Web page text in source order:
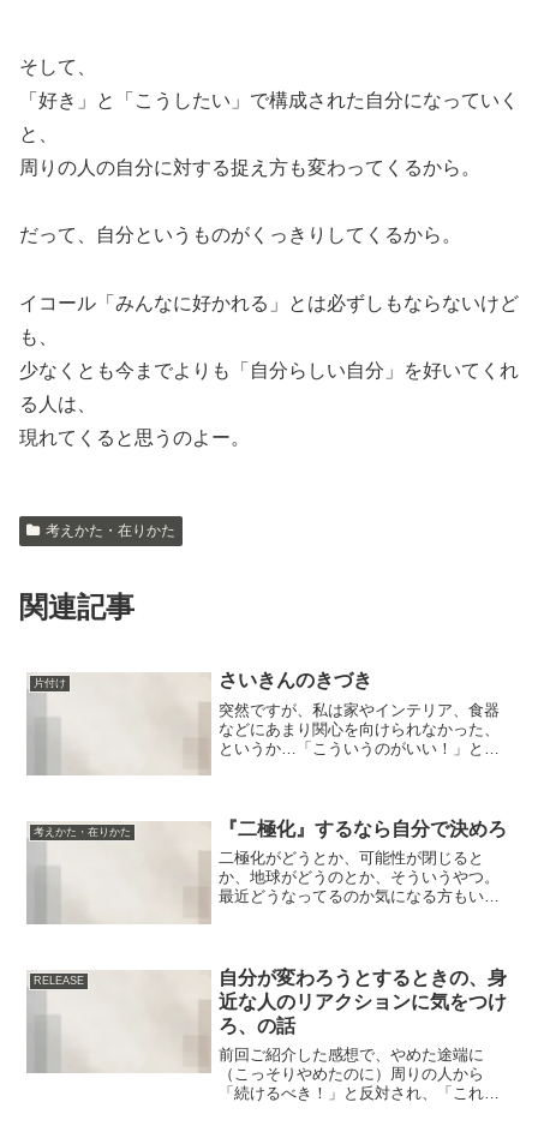
そして、
「好き」と「こうしたい」で構成された自分になっていく
と、
周りの人の自分に対する捉え方も変わってくるから。
だって、自分というものがくっきりしてくるから。
イコール「みんなに好かれる」とは必ずしもならないけど
も、
少なくとも今までよりも「自分らしい自分」を好いてくれ
る人は、
現れてくると思うのよー。
考えかた・在りかた
関連記事
片付け さいきんのきづき
突然ですが、私は家やインテリア、食器
などにあまり関心を向けられなかった、
というか…「こういうのがいい！」とい
の理想や成功、幸せ像とか...
考えかた・在りかた 『二極化』するなら自分で決めろ
二極化がどうとか、可能性が閉じると
か、地球がどうのとか、そういうやつ。
最近どうなってるのか気になる方もいる
どちらかというと不思議なの...
RELEASE
自分が変わろうとするときの、身
近な人のリアクションに気をつけ
ろ、の話
前回ご紹介した感想で、やめた途端に
（こっそりやめたのに）周りの人から
「続けるべき！」と反対され、「これマ